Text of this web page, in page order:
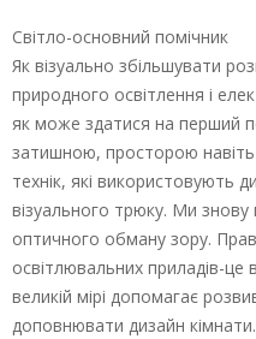
Світло-основний помічник
Як візуально збільшувати
природного освітлення і
як може здатися на перший
затишною, просторою навіть
технік, які використовують
візуального трюку. Ми
оптичного обману зору.
освітлювальних приладів-це
великій мірі допомагає
доповнювати дизайн